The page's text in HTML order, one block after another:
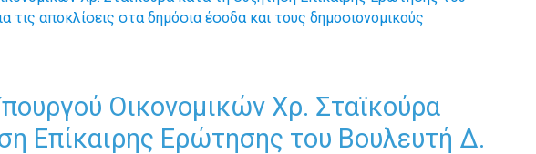
Οικονομικών Χρ. Σταϊκούρα
Επίκαιρης Ερώτησης του Βουλευτή Δ.